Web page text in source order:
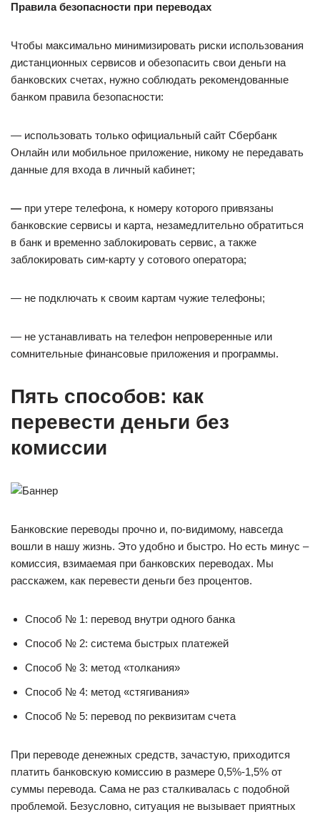
Правила безопасности при переводах
Чтобы максимально минимизировать риски использования
дистанционных сервисов и обезопасить свои деньги на
банковских счетах, нужно соблюдать рекомендованные
банком правила безопасности:
— использовать только официальный сайт Сбербанк
Онлайн или мобильное приложение, никому не передавать
данные для входа в личный кабинет;
— при утере телефона, к номеру которого привязаны
банковские сервисы и карта, незамедлительно обратиться
в банк и временно заблокировать сервис, а также
заблокировать сим-карту у сотового оператора;
— не подключать к своим картам чужие телефоны;
— не устанавливать на телефон непроверенные или
сомнительные финансовые приложения и программы.
Пять способов: как
перевести деньги без
комиссии
Банковские переводы прочно и, по-видимому, навсегда
вошли в нашу жизнь. Это удобно и быстро. Но есть минус –
комиссия, взимаемая при банковских переводах. Мы
расскажем, как перевести деньги без процентов.
Способ № 1: перевод внутри одного банка
Способ № 2: система быстрых платежей
Способ № 3: метод «толкания»
Способ № 4: метод «стягивания»
Способ № 5: перевод по реквизитам счета
При переводе денежных средств, зачастую, приходится
платить банковскую комиссию в размере 0,5%-1,5% от
суммы перевода. Сама не раз сталкивалась с подобной
проблемой. Безусловно, ситуация не вызывает приятных